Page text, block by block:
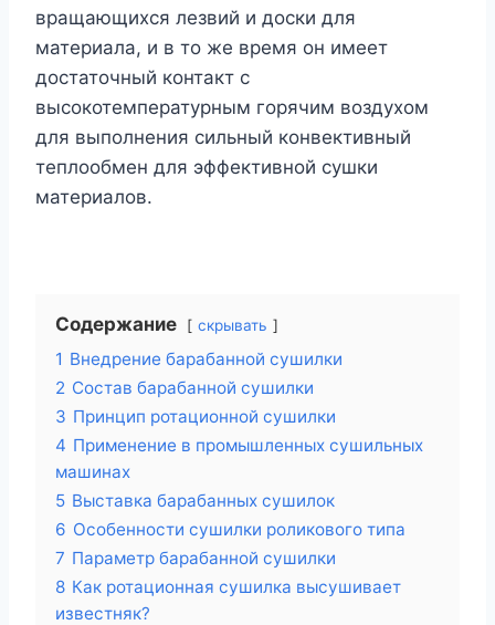
вращающихся лезвий и доски для
материала, и в то же время он имеет
достаточный контакт с
высокотемпературным горячим воздухом
для выполнения сильный конвективный
теплообмен для эффективной сушки
материалов.
Содержание скрывать
1 Внедрение барабанной сушилки
2 Состав барабанной сушилки
3 Принцип ротационной сушилки
4 Применение в промышленных сушильных
машинах
5 Выставка барабанных сушилок
6 Особенности сушилки роликового типа
7 Параметр барабанной сушилки
8 Как ротационная сушилка высушивает
известняк?